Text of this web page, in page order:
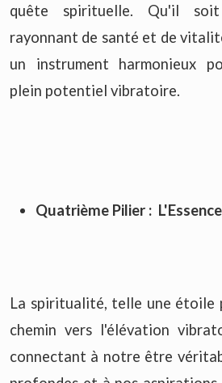
quête spirituelle. Qu'il
rayonnant de santé et de
un instrument harmonieux
plein potentiel vibratoire.
Quatrième Pilier :
La spiritualité, telle une étoile
chemin vers l'élévation
connectant à notre être